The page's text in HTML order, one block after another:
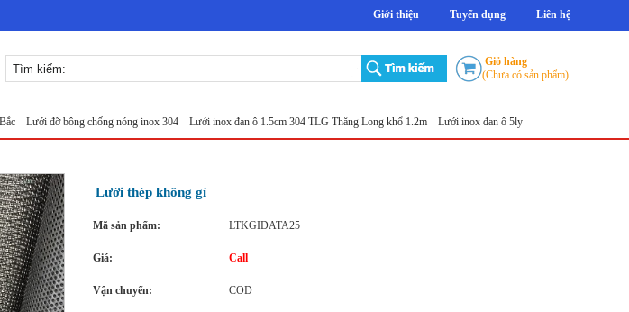
Giới thiệu Tuyển dụng Liên hệ
Giỏ hàng
(Chưa có sản phẩm)
đỡ bông chống nóng inox 304 Lưới inox đan ô 1.5cm 304 TLG Thăng Long khổ 1.2m Lưới inox đan ô 5ly Lưới đục lỗ tròn
Lưới thép không gỉ
Mã sản phẩm: LTKGIDATA25
Giá: Call
Vận chuyển: COD